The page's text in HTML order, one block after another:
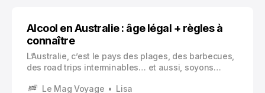
Alcool en Australie : âge légal + règles à
connaître
L’Australie, c’est le pays des plages, des barbecues,
des road trips interminables… et aussi, soyons
présente.
Le Mag Voyage Lisa